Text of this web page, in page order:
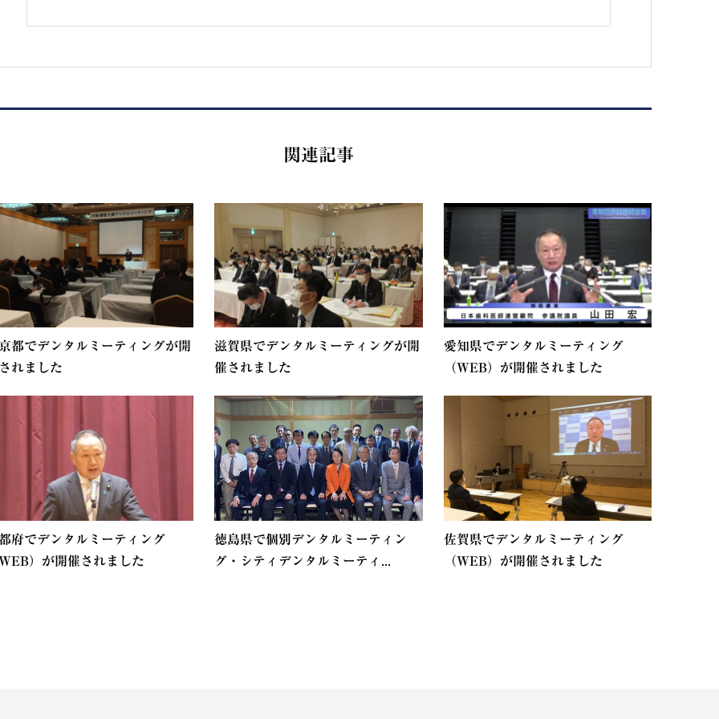
関連記事
都でデンタルミーティングが開
れました
滋賀県でデンタルミーティングが開
催されました
愛知県でデンタルミーティング
（WEB）が開催されました
府でデンタルミーティング
）が開催されました
徳島県で個別デンタルミーティン
グ・シティデンタルミーティ...
佐賀県でデンタルミーティング
（WEB）が開催されました